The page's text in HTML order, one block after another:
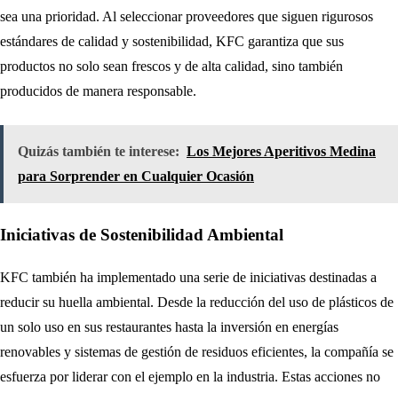
sea una prioridad. Al seleccionar proveedores que siguen rigurosos
estándares de calidad y sostenibilidad, KFC garantiza que sus
productos no solo sean frescos y de alta calidad, sino también
producidos de manera responsable.
Quizás también te interese: Los Mejores Aperitivos Medina
para Sorprender en Cualquier Ocasión
Iniciativas de Sostenibilidad Ambiental
KFC también ha implementado una serie de iniciativas destinadas a
reducir su huella ambiental. Desde la reducción del uso de plásticos de
un solo uso en sus restaurantes hasta la inversión en energías
renovables y sistemas de gestión de residuos eficientes, la compañía se
esfuerza por liderar con el ejemplo en la industria. Estas acciones no